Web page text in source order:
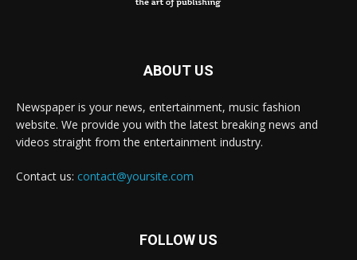
ABOUT US
Newspaper is your news, entertainment, music fashion
website. We provide you with the latest breaking news and
videos straight from the entertainment industry.
Contact us: contact@yoursite.com
FOLLOW US